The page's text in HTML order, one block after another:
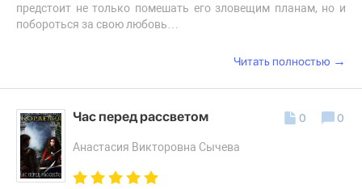
предстоит не только помешать его зловещим планам, но и
побороться за свою любовь…
Читать полностью →
Час перед рассветом
Анастасия Викторовна Сычева
0 0